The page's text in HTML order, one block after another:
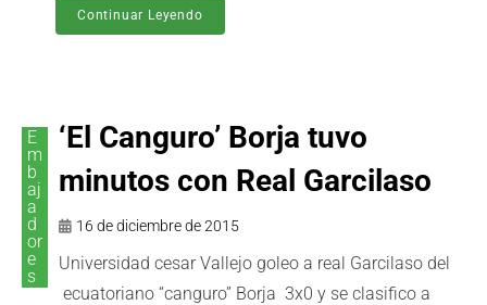
Continuar Leyendo
E
m
b
aj
a
d
or
e
s
‘El Canguro’ Borja tuvo
minutos con Real Garcilaso
16 de diciembre de 2015
Universidad cesar Vallejo goleo a real Garcilaso del
ecuatoriano “canguro” Borja 3x0 y se clasifico a